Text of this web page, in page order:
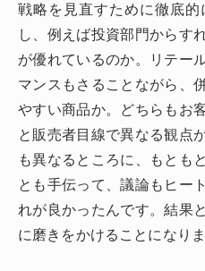
戦略を見直すために徹底
し、例えば投資部門からす
が優れているのか。リテー
マンスもさることながら、
やすい商品か。どちらもお
と販売者目線で異なる観点
も異なるところに、もとも
とも手伝って、議論もヒー
れが良かったんです。結果
に磨きをかけることになりま